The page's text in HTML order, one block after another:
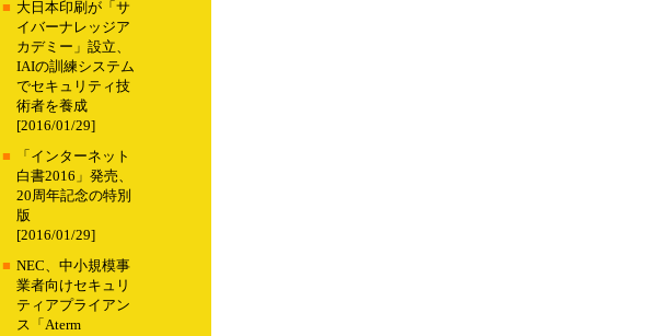
■ 大日本印刷が「サ
イバーナレッジア
カデミー」設立、
IAIの訓練システム
でセキュリティ技
術者を養成
[2016/01/29]
■
「インターネット
白書2016」発売、
20周年記念の特別
版
[2016/01/29]
■ NEC、中小規模事
業者向けセキュリ
ティアプライアン
ス「Aterm